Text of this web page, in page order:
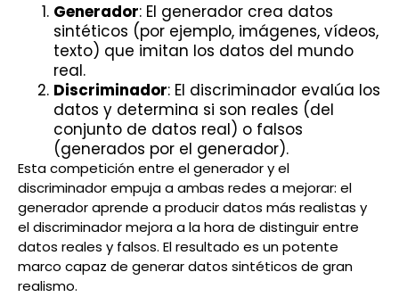
Generador: El generador crea datos
sintéticos (por ejemplo, imágenes, vídeos,
texto) que imitan los datos del mundo
real.
Discriminador: El discriminador evalúa los
datos y determina si son reales (del
conjunto de datos real) o falsos
(generados por el generador).
Esta competición entre el generador y el
discriminador empuja a ambas redes a mejorar: el
generador aprende a producir datos más realistas y
el discriminador mejora a la hora de distinguir entre
datos reales y falsos. El resultado es un potente
marco capaz de generar datos sintéticos de gran
realismo.